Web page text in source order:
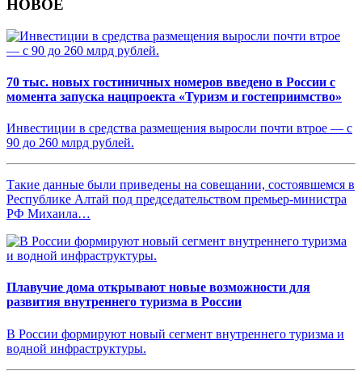
НОВОЕ
70 тыс. новых гостиничных номеров введено в России с
момента запуска нацпроекта «Туризм и гостеприимство»
Инвестиции в средства размещения выросли почти втрое — с
90 до 260 млрд рублей.
Такие данные были приведены на совещании, состоявшемся в
Республике Алтай под председательством премьер-министра
РФ Михаила…
Плавучие дома открывают новые возможности для
развития внутреннего туризма в России
В России формируют новый сегмент внутреннего туризма и
водной инфраструктуры.